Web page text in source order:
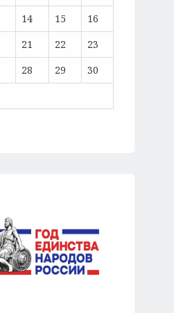
14 15
16
21 22
23
28 29
30